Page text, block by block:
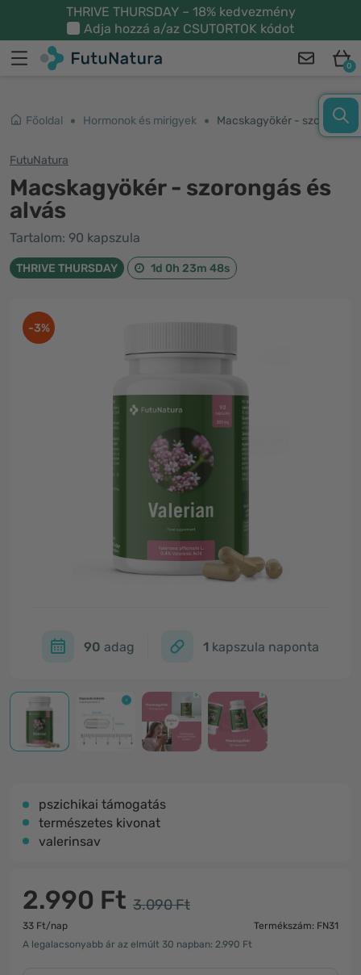
THRIVE THURSDAY – 18% kedvezmény
Adja hozzá a/az CSUTORTOK kódot
0
Főoldal Hormonok és mirigyek Macskagyökér - szorongás és alvás
FutuNatura
Macskagyökér - szorongás és
alvás
Tartalom: 90 kapszula
THRIVE THURSDAY 1d 0h 23m 48s
-3%
90 adag 1 kapszula naponta
pszichikai támogatás
természetes kivonat
valerinsav
2.990 Ft 3.090 Ft
33 Ft/nap
Termékszám: FN31
A legalacsonyabb ár az elmúlt 30 napban: 2.990 Ft